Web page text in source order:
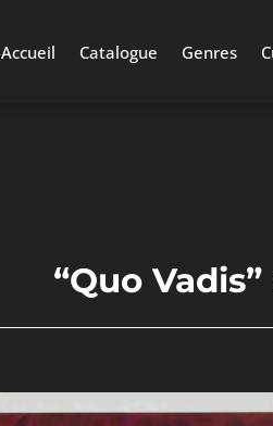
Accueil Catalogue Genres
“Quo Vadis”